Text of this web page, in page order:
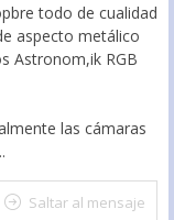
todo de cualidad
aspecto metálico
Astronom,ik RGB
las cámaras
Saltar al mensaje